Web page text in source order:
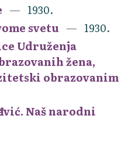
1930.
svetu
1930.
Udruženja
žena,
obrazovanim
Naš narodni